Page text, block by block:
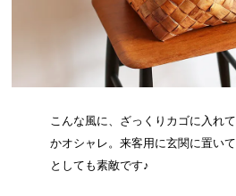
こんな風に、ざっくりカゴに入れ
かオシャレ。来客用に玄関に置い
としても素敵です♪